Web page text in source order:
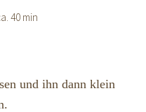
40 min
und ihn dann klein